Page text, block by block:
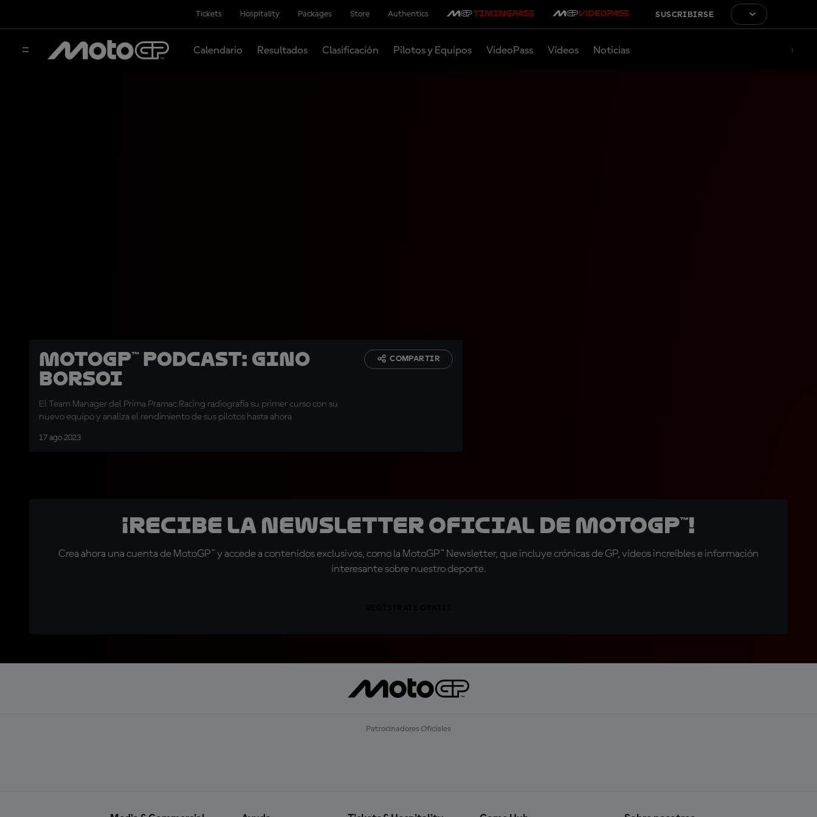
Tickets Hospitality Packages Store Authentics SUSCRIBIRSE
Calendario Resultados Clasificación Pilotos y Equipos VideoPass Vídeos Noticias
MotoGP™ Podcast: Gino
Borsoi
El Team Manager del Prima Pramac Racing radiografía su primer curso con su
nuevo equipo y analiza el rendimiento de sus pilotos hasta ahora
17 ago 2023
COMPARTIR
¡Recibe la Newsletter oficial de MotoGP™!
Crea ahora una cuenta de MotoGP™ y accede a contenidos exclusivos, como la MotoGP™ Newsletter, que incluye crónicas de GP, vídeos increíbles e información
interesante sobre nuestro deporte.
Patrocinadores Oficiales